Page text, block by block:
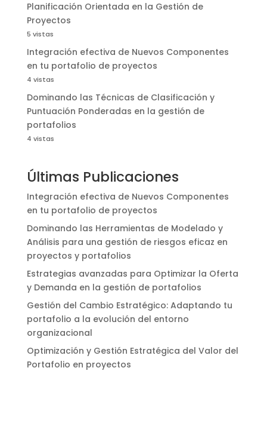
Planificación Orientada en la Gestión de
Proyectos
5 vistas
Integración efectiva de Nuevos Componentes
en tu portafolio de proyectos
4 vistas
Dominando las Técnicas de Clasificación y
Puntuación Ponderadas en la gestión de
portafolios
4 vistas
Últimas Publicaciones
Integración efectiva de Nuevos Componentes
en tu portafolio de proyectos
Dominando las Herramientas de Modelado y
Análisis para una gestión de riesgos eficaz en
proyectos y portafolios
Estrategias avanzadas para Optimizar la Oferta
y Demanda en la gestión de portafolios
Gestión del Cambio Estratégico: Adaptando tu
portafolio a la evolución del entorno
organizacional
Optimización y Gestión Estratégica del Valor del
Portafolio en proyectos